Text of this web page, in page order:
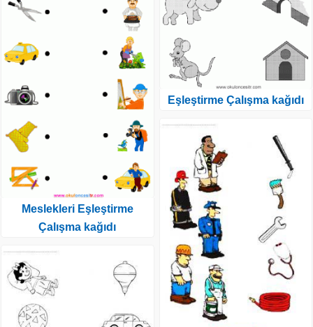
Meslekleri Eşleştirme
Çalışma kağıdı
Eşleştirme Çalışma kağıdı